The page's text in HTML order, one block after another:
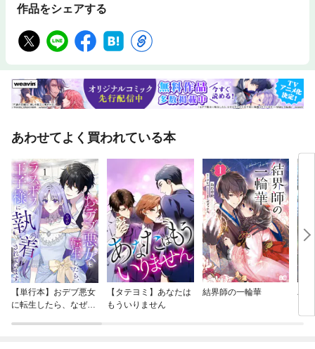
作品をシェアする
あわせてよく買われている本
【単行本】おデブ悪女
に転生したら、なぜか
【タテヨミ】あなたは
もういりません
結界師の一輪華
バ
今